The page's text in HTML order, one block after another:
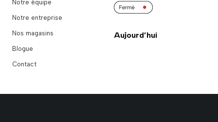
Notre équipe
Notre entreprise
Nos magasins
Blogue
Contact
Aujourd’hui